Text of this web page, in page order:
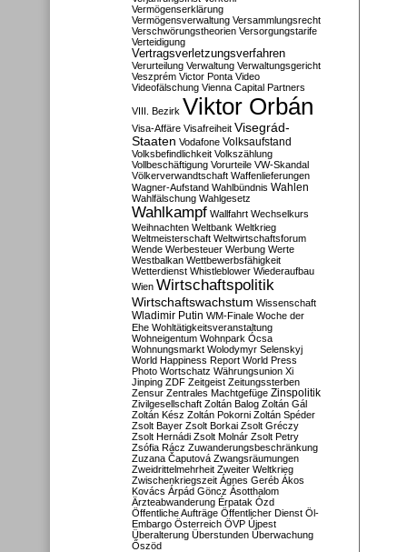
Vermögenserklärung
Vermögensverwaltung Versammlungsrecht
Verschwörungstheorien Versorgungstarife
Verteidigung
Vertragsverletzungsverfahren
Verurteilung Verwaltung Verwaltungsgericht
Veszprém Victor Ponta Video
Videofälschung Vienna Capital Partners
VIII. Bezirk Viktor Orbán
Visa-Affäre Visafreiheit Visegrád-
Staaten Vodafone Volksaufstand
Volksbefindlichkeit Volkszählung
Vollbeschäftigung Vorurteile VW-Skandal
Völkerverwandtschaft Waffenlieferungen
Wagner-Aufstand Wahlbündnis Wahlen
Wahlfälschung Wahlgesetz
Wahlkampf Wallfahrt Wechselkurs
Weihnachten Weltbank Weltkrieg
Weltmeisterschaft Weltwirtschaftsforum
Wende Werbesteuer Werbung Werte
Westbalkan Wettbewerbsfähigkeit
Wetterdienst Whistleblower Wiederaufbau
Wien Wirtschaftspolitik
Wirtschaftswachstum Wissenschaft
Wladimir Putin WM-Finale Woche der
Ehe Wohltätigkeitsveranstaltung
Wohneigentum Wohnpark Ócsa
Wohnungsmarkt Wolodymyr Selenskyj
World Happiness Report World Press
Photo Wortschatz Währungsunion Xi
Jinping ZDF Zeitgeist Zeitungssterben
Zensur Zentrales Machtgefüge Zinspolitik
Zivilgesellschaft Zoltán Balog Zoltán Gál
Zoltán Kész Zoltán Pokorni Zoltán Spéder
Zsolt Bayer Zsolt Borkai Zsolt Gréczy
Zsolt Hernádi Zsolt Molnár Zsolt Petry
Zsófia Rácz Zuwanderungsbeschränkung
Zuzana Čaputová Zwangsräumungen
Zweidrittelmehrheit Zweiter Weltkrieg
Zwischenkriegszeit Ágnes Geréb Ákos
Kovács Árpád Göncz Ásotthalom
Ärzteabwanderung Érpatak Ózd
Öffentliche Aufträge Öffentlicher Dienst Öl-
Embargo Österreich ÖVP Újpest
Überalterung Überstunden Überwachung
Őszöd